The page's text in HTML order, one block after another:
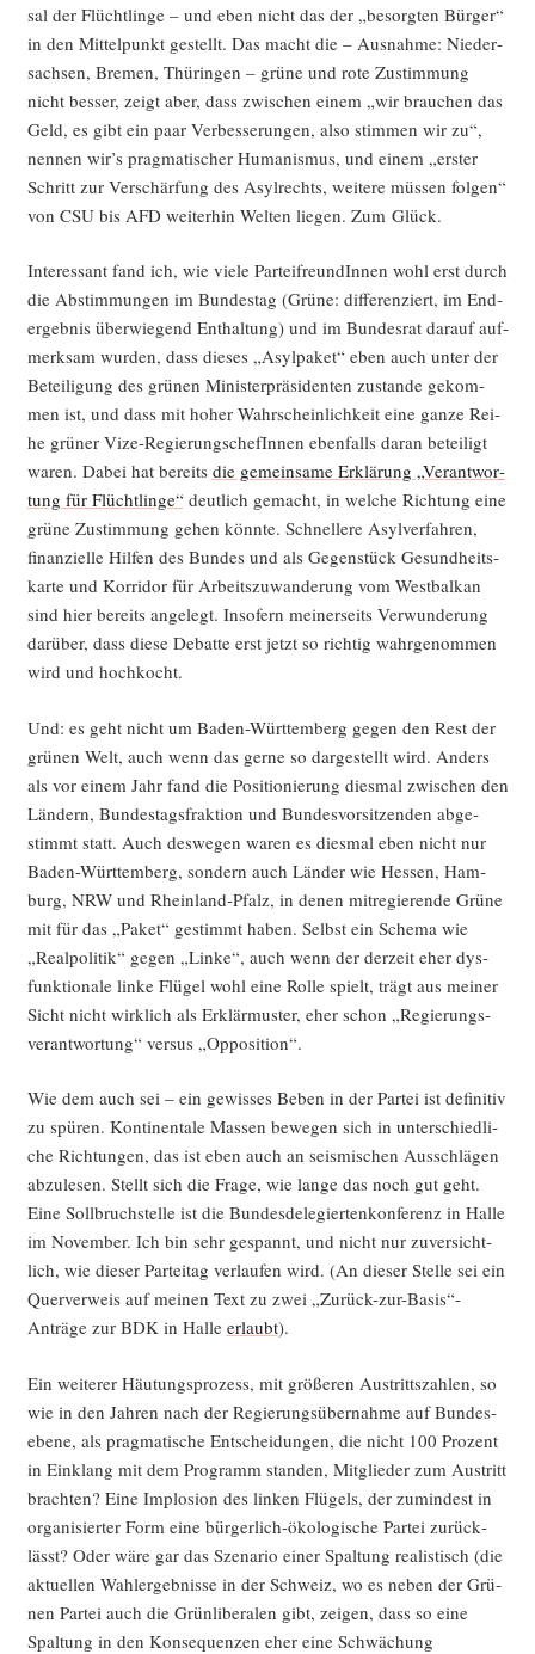
sal der Flücht­lin­ge – und eben nicht das der „besorg­ten Bür­ger“
in den Mit­tel­punkt gestellt. Das macht die – Aus­nah­me: Nie­der­
sach­sen, Bre­men, Thü­rin­gen – grü­ne und rote Zustim­mung
nicht bes­ser, zeigt aber, dass zwi­schen einem „wir brau­chen das
Geld, es gibt ein paar Ver­bes­se­run­gen, also stim­men wir zu“,
nen­nen wir’s prag­ma­ti­scher Huma­nis­mus, und einem „ers­ter
Schritt zur Ver­schär­fung des Asyl­rechts, wei­te­re müs­sen fol­gen“
von CSU bis AFD wei­ter­hin Wel­ten lie­gen. Zum Glück.
Inter­es­sant fand ich, wie vie­le Par­tei­freun­dIn­nen wohl erst durch
die Abstim­mun­gen im Bun­des­tag (Grü­ne: dif­fe­ren­ziert, im End­
ergeb­nis über­wie­gend Ent­hal­tung) und im Bun­des­rat dar­auf auf­
merk­sam wur­den, dass die­ses „Asyl­pa­ket“ eben auch unter der
Betei­li­gung des grü­nen Minis­ter­prä­si­den­ten zustan­de gekom­
men ist, und dass mit hoher Wahr­schein­lich­keit eine gan­ze Rei­
he grü­ner Vize-Regie­rungs­chefIn­nen eben­falls dar­an betei­ligt
waren. Dabei hat bereits die gemein­sa­me Erklä­rung „Ver­ant­wor­
tung für Flücht­lin­ge“ deut­lich gemacht, in wel­che Rich­tung eine
grü­ne Zustim­mung gehen könn­te. Schnel­le­re Asyl­ver­fah­ren,
finan­zi­el­le Hil­fen des Bun­des und als Gegen­stück Gesund­heits­
kar­te und Kor­ri­dor für Arbeits­zu­wan­de­rung vom West­bal­kan
sind hier bereits ange­legt. Inso­fern mei­ner­seits Ver­wun­de­rung
dar­über, dass die­se Debat­te erst jetzt so rich­tig wahr­ge­nom­men
wird und hochkocht.
Und: es geht nicht um Baden-Würt­tem­berg gegen den Rest der
grü­nen Welt, auch wenn das ger­ne so dar­ge­stellt wird. Anders
als vor einem Jahr fand die Posi­tio­nie­rung dies­mal zwi­schen den
Län­dern, Bun­des­tags­frak­ti­on und Bun­des­vor­sit­zen­den abge­
stimmt statt. Auch des­we­gen waren es dies­mal eben nicht nur
Baden-Würt­tem­berg, son­dern auch Län­der wie Hes­sen, Ham­
burg, NRW und Rhein­land-Pfalz, in denen mit­re­gie­ren­de Grü­ne
mit für das „Paket“ gestimmt haben. Selbst ein Sche­ma wie
„Real­po­li­tik“ gegen „Lin­ke“, auch wenn der der­zeit eher dys­
funk­tio­na­le lin­ke Flü­gel wohl eine Rol­le spielt, trägt aus mei­ner
Sicht nicht wirk­lich als Erklär­mus­ter, eher schon „Regie­rungs­
ver­ant­wor­tung“ ver­sus „Oppo­si­ti­on“.
Wie dem auch sei – ein gewis­ses Beben in der Par­tei ist defi­ni­tiv
zu spü­ren. Kon­ti­nen­ta­le Mas­sen bewe­gen sich in unter­schied­li­
che Rich­tun­gen, das ist eben auch an seis­mi­schen Aus­schlä­gen
abzu­le­sen. Stellt sich die Fra­ge, wie lan­ge das noch gut geht.
Eine Soll­bruch­stel­le ist die Bun­des­de­le­gier­ten­kon­fe­renz in Hal­le
im Novem­ber. Ich bin sehr gespannt, und nicht nur zuver­sicht­
lich, wie die­ser Par­tei­tag ver­lau­fen wird. (An die­ser Stel­le sei ein
Quer­ver­weis auf mei­nen Text zu zwei „Zurück-zur-Basis“-
Anträge zur BDK in Hal­le erlaubt).
Ein wei­te­rer Häu­tungs­pro­zess, mit grö­ße­ren Aus­tritts­zah­len, so
wie in den Jah­ren nach der Regie­rungs­über­nah­me auf Bun­des­
ebe­ne, als prag­ma­ti­sche Ent­schei­dun­gen, die nicht 100 Pro­zent
in Ein­klang mit dem Pro­gramm stan­den, Mit­glie­der zum Aus­tritt
brach­ten? Eine Implo­si­on des lin­ken Flü­gels, der zumin­dest in
orga­ni­sier­ter Form eine bür­ger­lich-öko­lo­gi­sche Par­tei zurück­
lässt? Oder wäre gar das Sze­na­rio einer Spal­tung rea­lis­tisch (die
aktu­el­len Wahl­er­geb­nis­se in der Schweiz, wo es neben der Grü­
nen Par­tei auch die Grün­li­be­ra­len gibt, zei­gen, dass so eine
Spal­tung in den Kon­se­quen­zen eher eine Schwä­chung